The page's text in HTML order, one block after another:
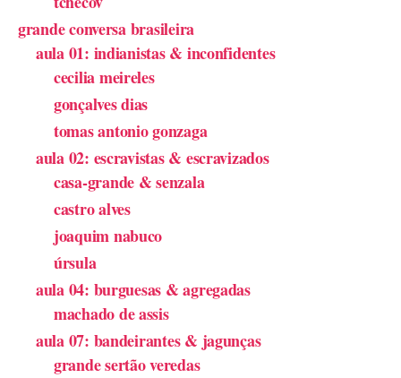
grande conversa brasileira
aula 01: indianistas & inconfidentes
cecilia meireles
gonçalves dias
tomas antonio gonzaga
aula 02: escravistas & escravizados
casa-grande & senzala
castro alves
joaquim nabuco
úrsula
aula 04: burguesas & agregadas
machado de assis
aula 07: bandeirantes & jagunças
grande sertão veredas